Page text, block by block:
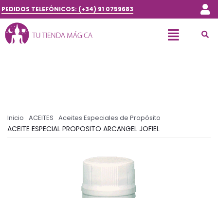
PEDIDOS TELEFÓNICOS: (+34) 91 0759683
Inicio ACEITES Aceites Especiales de Propósito
ACEITE ESPECIAL PROPOSITO ARCANGEL JOFIEL